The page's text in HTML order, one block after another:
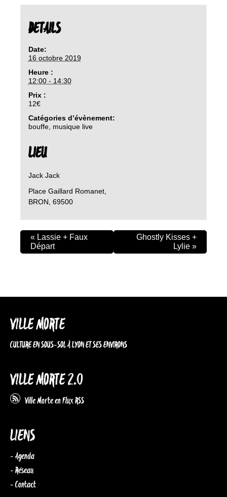
DETAILS
Date:
16 octobre 2019
Heure :
12:00 - 14:30
Prix :
12€
Catégories d’évènement:
bouffe, musique live
LIEU
Jack Jack
Place Gaillard Romanet,
BRON 69500
« Lassie + Faux
Départ
Ghostly Kisses +
Lylie »
VILLE MORTE
CULTURE EN SOUS-SOL À LYON ET SES ENVIRONS
VILLE MORTE 2.0
Ville Morte en Flux RSS
LIENS
- Agenda
- Réseau
- Contact